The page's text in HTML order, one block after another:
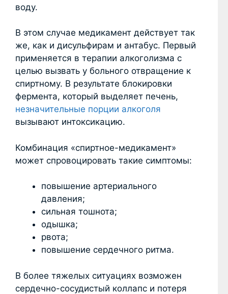
воду.
В этом случае медикамент действует так
же, как и дисульфирам и антабус. Первый
применяется в терапии алкоголизма с
целью вызвать у больного отвращение к
спиртному. В результате блокировки
фермента, который выделяет печень,
незначительные порции алкоголя
вызывают интоксикацию.
Комбинация «спиртное-медикамент»
может спровоцировать такие симптомы:
повышение артериального
давления;
сильная тошнота;
одышка;
рвота;
повышение сердечного ритма.
В более тяжелых ситуациях возможен
сердечно-сосудистый коллапс и потеря